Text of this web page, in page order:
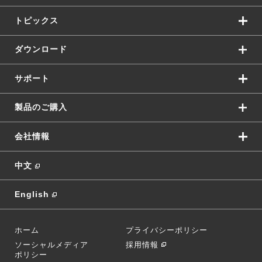
トピックス
ダウンロード
サポート
製品のご購入
会社情報
中文
English
ホーム
プライバシーポリシー
ソーシャルメディア
ポリシー
採用情報